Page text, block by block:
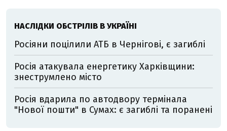
НАСЛІДКИ ОБСТРІЛІВ В УКРАЇНІ
Росіяни поцілили АТБ в Чернігові, є загиблі
Росія атакувала енергетику Харківщини:
знеструмлено місто
Росія вдарила по автодвору термінала
"Нової пошти" в Сумах: є загиблі та поранені